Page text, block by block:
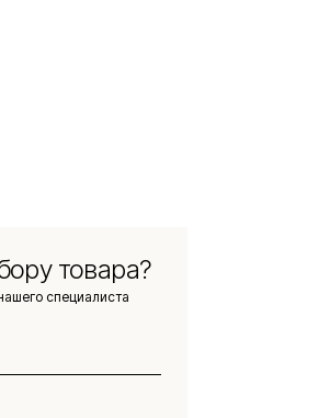
специалиста
товара?